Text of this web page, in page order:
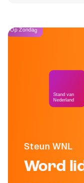
Steun WNL
Word
Op Zondag
Stand van
Nederland